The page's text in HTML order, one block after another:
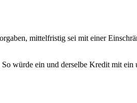
mittelfristig sei mit einer
würde ein und derselbe Kredit mit